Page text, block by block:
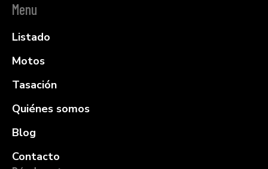
Menu
Listado
Motos
Tasación
Quiénes somos
Blog
Contacto